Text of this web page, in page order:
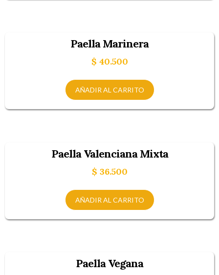
Paella Marinera
$ 40.500
AÑADIR AL CARRITO
Paella Valenciana Mixta
$ 36.500
AÑADIR AL CARRITO
Paella Vegana